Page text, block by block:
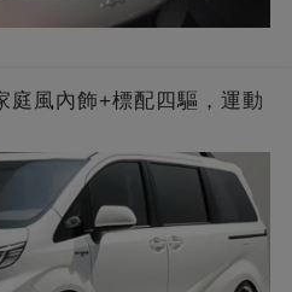
庭風內飾+標配四驅，運動